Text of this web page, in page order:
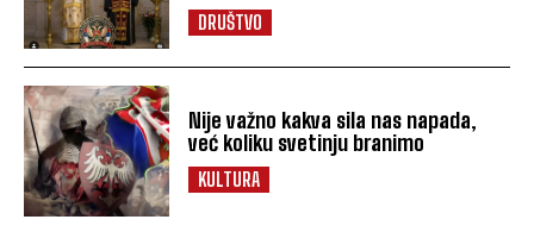
DRUŠTVO
Nije važno kakva sila nas napada,
već koliku svetinju branimo
KULTURA